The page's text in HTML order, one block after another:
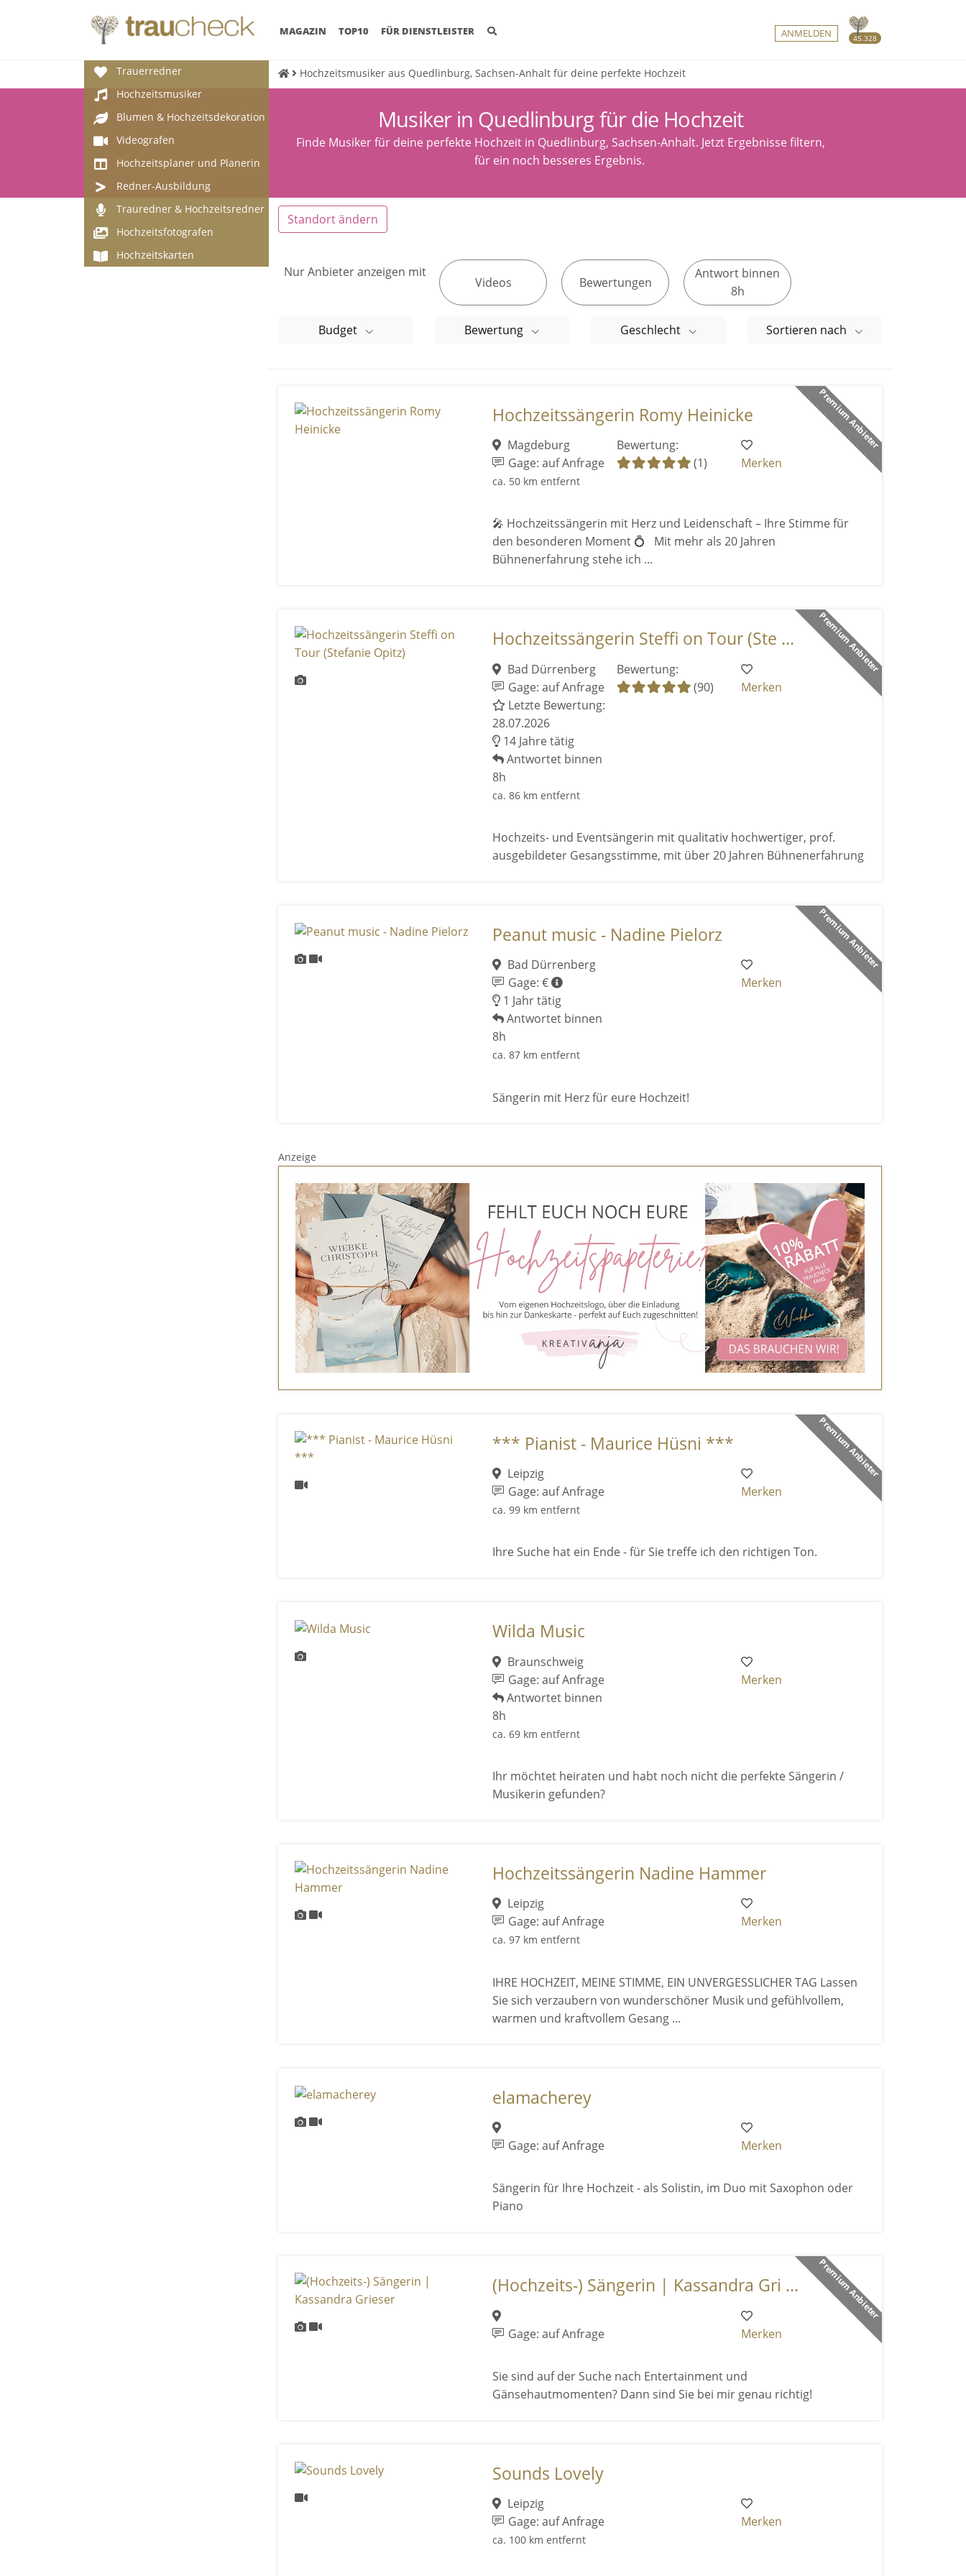
45.328
MAGAZIN (CURRENT)
TOP10 FÜR DIENSTLEISTER ANMELDEN
Trauerredner
Hochzeitsmusiker
Blumen & Hochzeitsdekoration
Videografen
Hochzeitsplaner und Planerin
Redner-Ausbildung
Trauredner & Hochzeitsredner
Hochzeitsfotografen
Hochzeitskarten
Hochzeitsmusiker aus Quedlinburg, Sachsen-Anhalt für deine perfekte Hochzeit
Musiker in Quedlinburg für die Hochzeit
Finde Musiker für deine perfekte Hochzeit in Quedlinburg, Sachsen-Anhalt. Jetzt Ergebnisse filtern,
für ein noch besseres Ergebnis.
Standort ändern
Nur Anbieter anzeigen mit
Videos Bewertungen
Antwort binnen
8h
Budget Bewertung Geschlecht Sortieren nach
Premium Anbieter
Hochzeitssängerin Romy Heinicke
Magdeburg
Gage: auf Anfrage
ca. 50 km entfernt
Bewertung:
(1)
Merken
🎤 Hochzeitssängerin mit Herz und Leidenschaft – Ihre Stimme für
den besonderen Moment 💍 Mit mehr als 20 Jahren
Bühnenerfahrung stehe ich ...
Premium Anbieter
Hochzeitssängerin Steffi on Tour (Ste ...
Bad Dürrenberg
Gage: auf Anfrage
Letzte Bewertung:
28.07.2026
14 Jahre tätig
Antwortet binnen
8h
ca. 86 km entfernt
Bewertung:
(90)
Merken
Hochzeits- und Eventsängerin mit qualitativ hochwertiger, prof.
ausgebildeter Gesangsstimme, mit über 20 Jahren Bühnenerfahrung
Premium Anbieter
Peanut music - Nadine Pielorz
Bad Dürrenberg
Gage: €
1 Jahr tätig
Antwortet binnen
8h
ca. 87 km entfernt
Merken
Sängerin mit Herz für eure Hochzeit!
Anzeige
Premium Anbieter
*** Pianist - Maurice Hüsni ***
Leipzig
Gage: auf Anfrage
ca. 99 km entfernt
Merken
Ihre Suche hat ein Ende - für Sie treffe ich den richtigen Ton.
Wilda Music
Braunschweig
Gage: auf Anfrage
Antwortet binnen
8h
ca. 69 km entfernt
Merken
Ihr möchtet heiraten und habt noch nicht die perfekte Sängerin /
Musikerin gefunden?
Hochzeitssängerin Nadine Hammer
Leipzig
Gage: auf Anfrage
ca. 97 km entfernt
Merken
IHRE HOCHZEIT, MEINE STIMME, EIN UNVERGESSLICHER TAG Lassen
Sie sich verzaubern von wunderschöner Musik und gefühlvollem,
warmen und kraftvollem Gesang ...
elamacherey
Gage: auf Anfrage Merken
Sängerin für Ihre Hochzeit - als Solistin, im Duo mit Saxophon oder
Piano
Premium Anbieter
(Hochzeits-) Sängerin | Kassandra Gri ...
Gage: auf Anfrage Merken
Sie sind auf der Suche nach Entertainment und
Gänsehautmomenten? Dann sind Sie bei mir genau richtig!
Sounds Lovely
Leipzig
Gage: auf Anfrage
ca. 100 km entfernt
Merken